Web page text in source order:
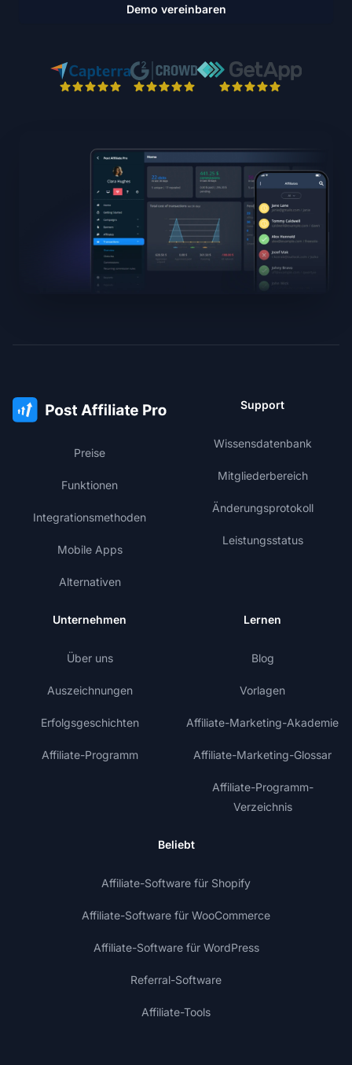
Demo vereinbaren
Preise
Funktionen
Integrationsmethoden
Mobile Apps
Alternativen
Support
Wissensdatenbank
Mitgliederbereich
Änderungsprotokoll
Leistungsstatus
Unternehmen
Über uns
Auszeichnungen
Erfolgsgeschichten
Affiliate-Programm
Lernen
Blog
Vorlagen
Affiliate-Marketing-Akademie
Affiliate-Marketing-Glossar
Affiliate-Programm-
Verzeichnis
Beliebt
Affiliate-Software für Shopify
Affiliate-Software für WooCommerce
Affiliate-Software für WordPress
Referral-Software
Affiliate-Tools